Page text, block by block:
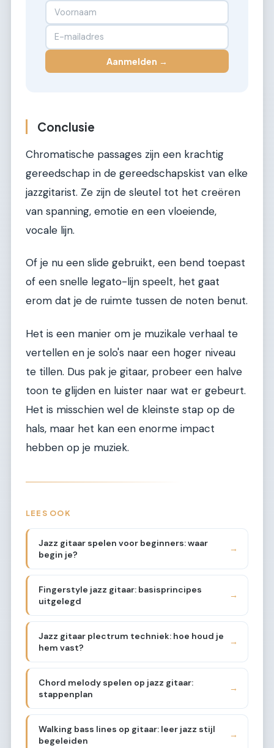
Aanmelden →
Conclusie
Chromatische passages zijn een krachtig
gereedschap in de gereedschapskist van elke
jazzgitarist. Ze zijn de sleutel tot het creëren
van spanning, emotie en een vloeiende,
vocale lijn.
Of je nu een slide gebruikt, een bend toepast
of een snelle legato-lijn speelt, het gaat
erom dat je de ruimte tussen de noten benut.
Het is een manier om je muzikale verhaal te
vertellen en je solo's naar een hoger niveau
te tillen. Dus pak je gitaar, probeer een halve
toon te glijden en luister naar wat er gebeurt.
Het is misschien wel de kleinste stap op de
hals, maar het kan een enorme impact
hebben op je muziek.
LEES OOK
Jazz gitaar spelen voor beginners: waar
begin je?
→
Fingerstyle jazz gitaar: basisprincipes
uitgelegd
→
Jazz gitaar plectrum techniek: hoe houd je
hem vast?
→
Chord melody spelen op jazz gitaar:
stappenplan
→
Walking bass lines op gitaar: leer jazz stijl
begeleiden
→